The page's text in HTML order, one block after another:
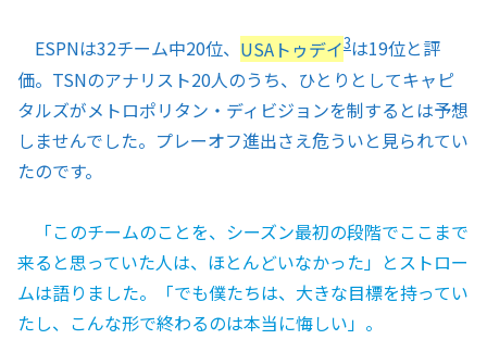
ESPNは32チーム中20位、 USAトゥデイ3は19位と評
価。TSNのアナリスト20人のうち、ひとりとしてキャピ
タルズがメトロポリタン・ディビジョンを制するとは予想
しませんでした。プレーオフ進出さえ危ういと見られてい
たのです。
「このチームのことを、シーズン最初の段階でここまで
来ると思っていた人は、ほとんどいなかった」とストロー
ムは語りました。「でも僕たちは、大きな目標を持ってい
たし、こんな形で終わるのは本当に悔しい」。